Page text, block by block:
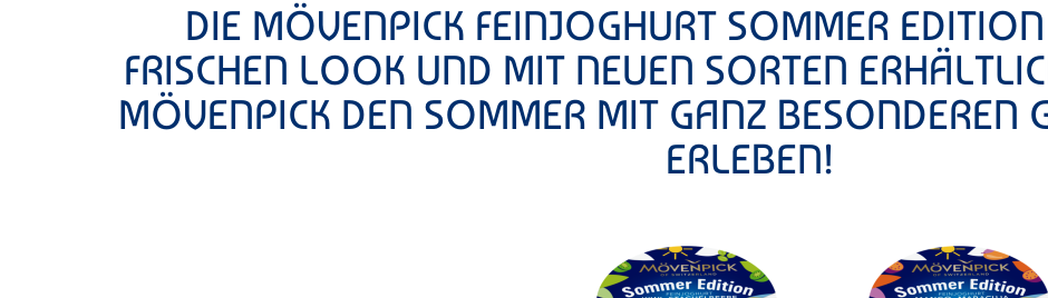
DIE MÖVENPICK FEINJOGHURT SOMMER
FRISCHEN LOOK UND MIT NEUEN SORTEN
MÖVENPICK DEN SOMMER MIT GANZ BESONDEREN
ERLEBEN!